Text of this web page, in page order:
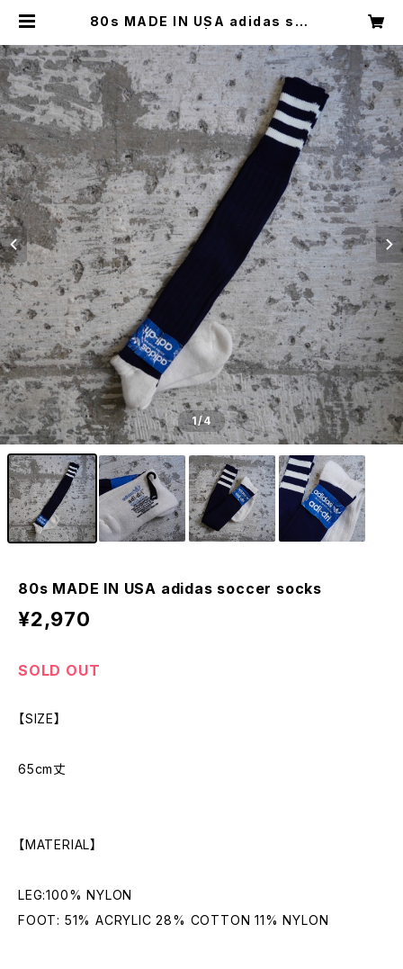
80s MADE IN USA adidas soc
1/4
80s MADE IN USA adidas soccer socks
¥2,970
SOLD OUT
【SIZE】
65cm丈
【MATERIAL】
LEG:100% NYLON
FOOT: 51% ACRYLIC 28% COTTON 11% NYLON